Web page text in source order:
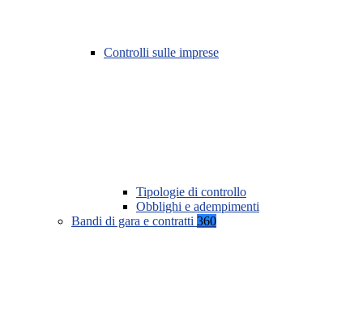
Controlli sulle imprese
Tipologie di controllo
Obblighi e adempimenti
Bandi di gara e contratti 360